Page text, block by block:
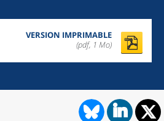
VERSION IMPRIMABLE
(pdf, 1 Mo)